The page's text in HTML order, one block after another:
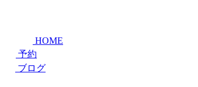
HOME
予約
ブログ